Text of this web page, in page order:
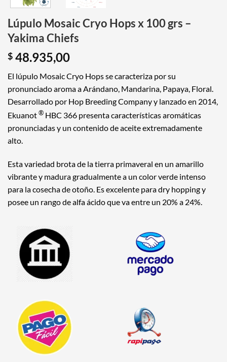
Lúpulo Mosaic Cryo Hops x 100 grs –
Yakima Chiefs
$ 48.935,00
El lúpulo Mosaic Cryo Hops se caracteriza por su
pronunciado aroma a Arándano, Mandarina, Papaya, Floral.
Desarrollado por Hop Breeding Company y lanzado en 2014,
Ekuanot® HBC 366 presenta características aromáticas
pronunciadas y un contenido de aceite extremadamente
alto.
Esta variedad brota de la tierra primaveral en un amarillo
vibrante y madura gradualmente a un color verde intenso
para la cosecha de otoño . Es excelente para dry hopping y
posee un rango de alfa ácido que va entre un 20% a 24%.